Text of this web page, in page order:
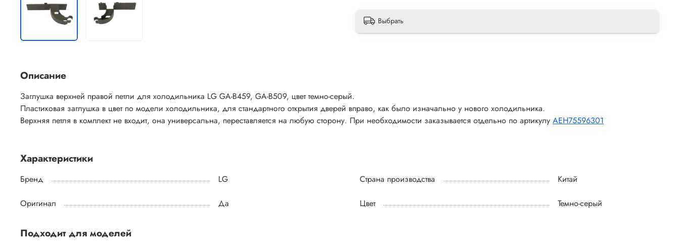
Выбрать
Описание
Заглушка верхней правой петли для холодильника LG GA-B459, GA-B509, цвет темно-серый.
Пластиковая заглушка в цвет по модели холодильника, для стандартного открытия дверей вправо, как было изначально у нового холодильника.
Верхняя петля в комплект не входит, она универсальна, переставляется на любую сторону. При необходимости заказывается отдельно по артикулу AEH75596301
Характеристики
Бренд LG Страна производства Китай
Оригинал Да Цвет Темно-серый
Подходит для моделей